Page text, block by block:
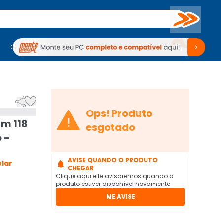
Buscar
PC Gamer Computadores Periféricos TV Venda no KaBuM!
Computadores Periféricos TV Venda no KaBuM!

118
-
 Ops! Produto
esgotado
 AVISE QUANDO O PRODUTO
CHEGAR
Clique aqui e te avisaremos quando o
produto estiver disponível novamente
ME AVISE